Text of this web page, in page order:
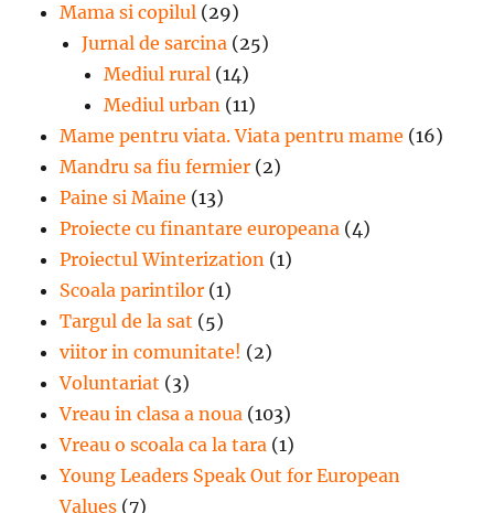
Mama si copilul (29)
Jurnal de sarcina (25)
Mediul rural (14)
Mediul urban (11)
Mame pentru viata. Viata pentru mame (16)
Mandru sa fiu fermier (2)
Paine si Maine (13)
Proiecte cu finantare europeana (4)
Proiectul Winterization (1)
Scoala parintilor (1)
Targul de la sat (5)
viitor in comunitate! (2)
Voluntariat (3)
Vreau in clasa a noua (103)
Vreau o scoala ca la tara (1)
Young Leaders Speak Out for European
Values (7)